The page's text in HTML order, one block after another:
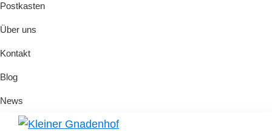
Postkasten
Über uns
Kontakt
Blog
News